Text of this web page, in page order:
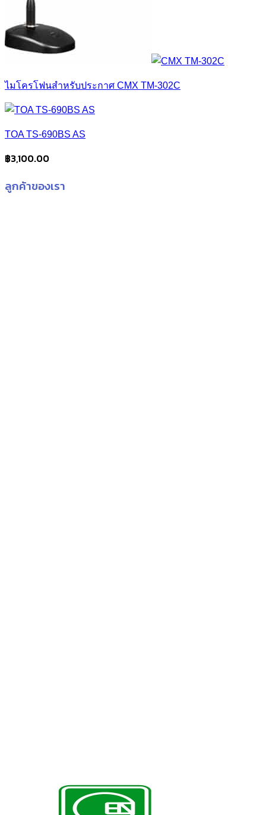
ไมโครโฟนสำหรับประกาศ CMX TM-302C
TOA TS-690BS AS
฿3,100.00
ลูกค้าของเรา